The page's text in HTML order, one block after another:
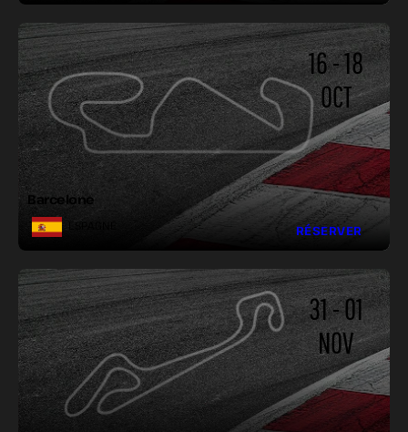
16 - 18
OCT
Barcelone
ESPAGNE RÉSERVER
LONGUEUR :
LARGEUR :
VIRAGES :
31 - 01
NOV
LONGUEUR :
LARGEUR :
VIRAGES :